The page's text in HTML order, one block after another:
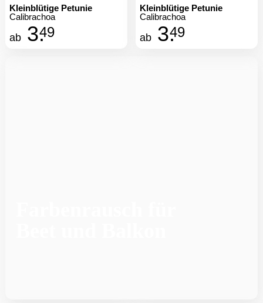
Kleinblütige Petunie
Calibrachoa
ab 3.49
Kleinblütige Petunie
Calibrachoa
ab3.49